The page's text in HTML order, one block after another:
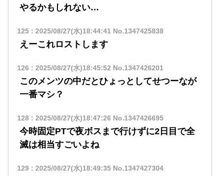
やるかもしれない…
125: 2025/08/27(水)18:44:41 No.1347425838
えーこれロストします
126 : 2025/08/27(水)18:45:52 No.1347426201
このメンツの中だとひょっとしてせつーなが
一番マシ？
128: 2025/08/27(水)18:47:26 No.1347426695
今時固定PTで夜ボスまで行けずに2日目で全
滅は相当すごいよね
129: 2025/08/27(水)18:49:35No.1347427304